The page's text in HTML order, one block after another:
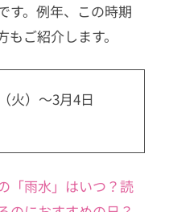
す。例年、この時期
ご紹介します。
火）～3月4日
「雨水」はいつ？読